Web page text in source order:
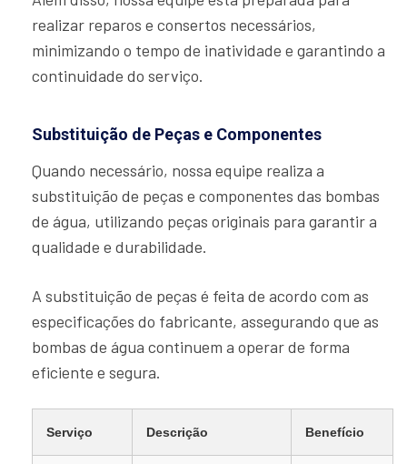
realizar reparos e consertos necessários,
minimizando o tempo de inatividade e garantindo a
continuidade do serviço.
Substituição de Peças e Componentes
Quando necessário, nossa equipe realiza a
substituição de peças e componentes das bombas
de água, utilizando peças originais para garantir a
qualidade e durabilidade.
A substituição de peças é feita de acordo com as
especificações do fabricante, assegurando que as
bombas de água continuem a operar de forma
eficiente e segura.
Serviço Descrição Benefício